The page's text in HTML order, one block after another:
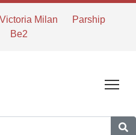
Victoria Milan
Parship
Be2